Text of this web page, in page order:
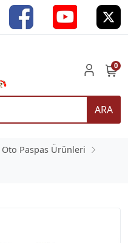
ARA
0
Oto Paspas Ürünleri